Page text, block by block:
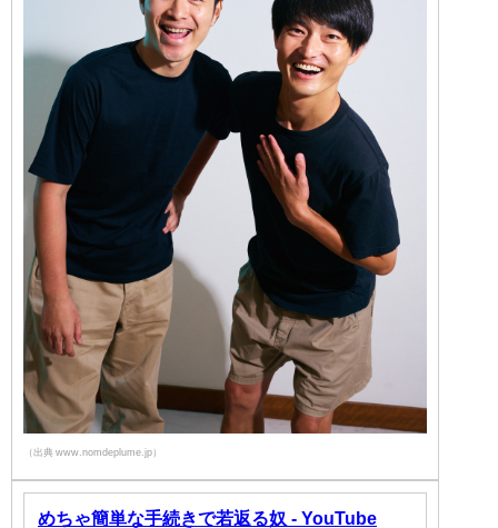
（出典 www.nomdeplume.jp）
めちゃ簡単な手続きで若返る奴 - YouTube